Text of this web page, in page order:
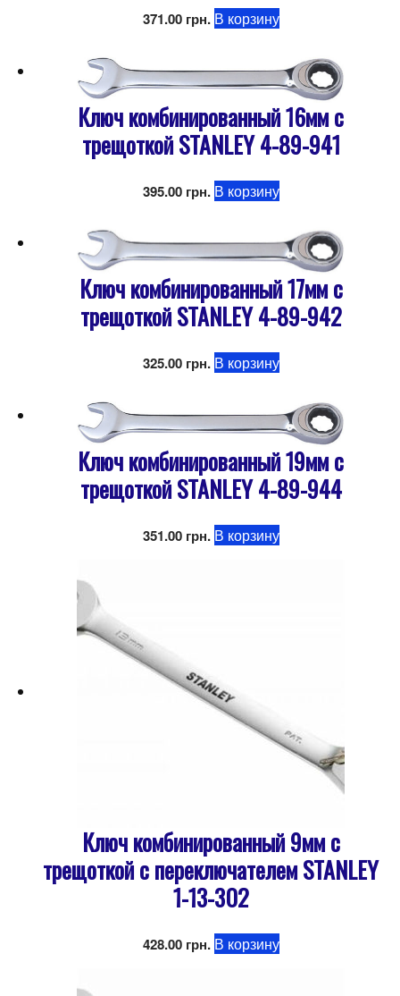
371.00 грн. В корзину
Ключ комбинированный 16мм с
трещоткой STANLEY 4-89-941
395.00 грн. В корзину
Ключ комбинированный 17мм с
трещоткой STANLEY 4-89-942
325.00 грн. В корзину
Ключ комбинированный 19мм с
трещоткой STANLEY 4-89-944
351.00 грн. В корзину
Ключ комбинированный 9мм с
трещоткой с переключателем STANLEY
1-13-302
428.00 грн. В корзину